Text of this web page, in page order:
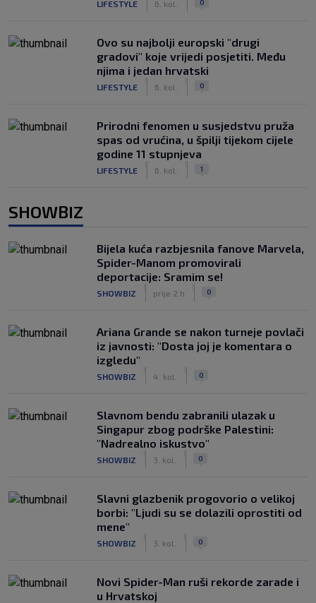
LIFESTYLE 6. kol. 0
Ovo su najbolji europski "drugi
gradovi" koje vrijedi posjetiti. Među
njima i jedan hrvatski
LIFESTYLE 6. kol. 0
Prirodni fenomen u susjedstvu pruža
spas od vrućina, u špilji tijekom cijele
godine 11 stupnjeva
LIFESTYLE 6. kol. 1
SHOWBIZ
Bijela kuća razbjesnila fanove Marvela,
Spider-Manom promovirali
deportacije: Sramim se!
SHOWBIZ prije 2 h 0
Ariana Grande se nakon turneje povlači
iz javnosti: "Dosta joj je komentara o
izgledu"
SHOWBIZ 4. kol. 0
Slavnom bendu zabranili ulazak u
Singapur zbog podrške Palestini:
"Nadrealno iskustvo"
SHOWBIZ 3. kol. 0
Slavni glazbenik progovorio o velikoj
borbi: "Ljudi su se dolazili oprostiti od
mene"
SHOWBIZ 3. kol. 0
Novi Spider-Man ruši rekorde zarade i
u Hrvatskoj